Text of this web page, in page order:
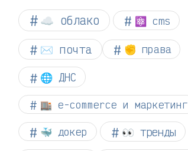
☁︎ облако ⚛ cms
✉️ почта ✊ права
🌐 ДНС
🏬 e-commerce и маркетинг
🐳 докер 👀 тренды